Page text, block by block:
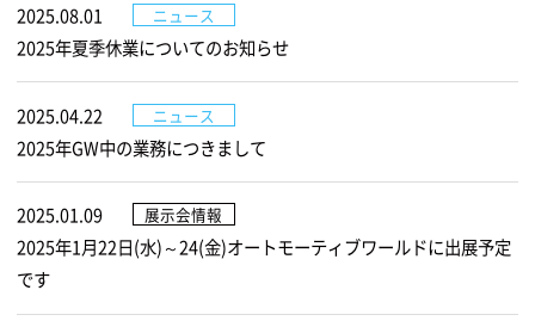
2025.08.01 ニュース
2025年夏季休業についてのお知らせ
2025.04.22 ニュース
2025年GW中の業務につきまして
2025.01.09 展示会情報
2025年1月22日(水)～24(金)オートモーティブワールドに出展予定
です